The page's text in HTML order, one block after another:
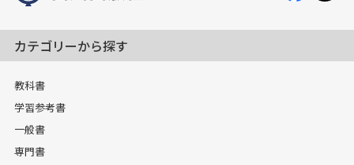
カテゴリーから探す
教科書
学習参考書
一般書
専門書